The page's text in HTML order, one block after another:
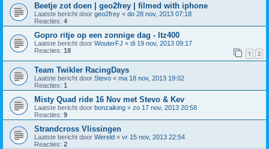
Beetje zot doen | geo2frey | filmed with iphone
Laatste bericht door geo2frey « do 28 nov, 2013 07:18
Reacties: 4
Gopro ritje op een zonnige dag - ltz400
Laatste bericht door WouterFJ « di 19 nov, 2013 09:17
Reacties: 18 1 2
Team Twikler RacingDays
Laatste bericht door Stevo « ma 18 nov, 2013 19:02
Reacties: 1
Misty Quad ride 16 Nov met Stevo & Kev
Laatste bericht door bonzaiking « zo 17 nov, 2013 20:58
Reacties: 9
Strandcross Vlissingen
Laatste bericht door Wereld « vr 15 nov, 2013 22:54
Reacties: 2